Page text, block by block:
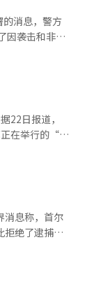
，回应“让
可能”，因此
拘留令。
因袭击和非法
拒绝了逮捕